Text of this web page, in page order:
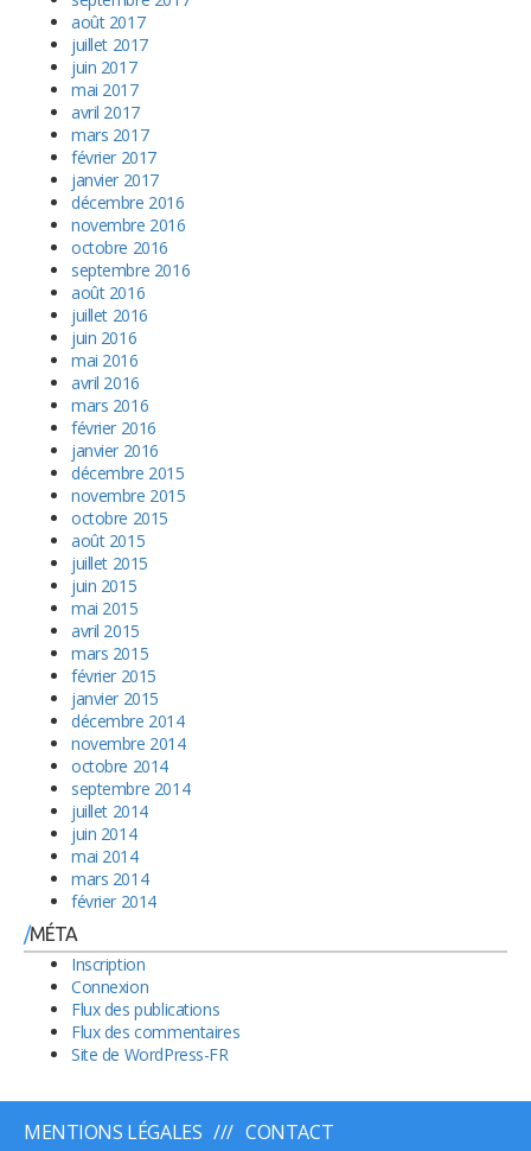
août 2017
juillet 2017
juin 2017
mai 2017
avril 2017
mars 2017
février 2017
janvier 2017
décembre 2016
novembre 2016
octobre 2016
septembre 2016
août 2016
juillet 2016
juin 2016
mai 2016
avril 2016
mars 2016
février 2016
janvier 2016
décembre 2015
novembre 2015
octobre 2015
août 2015
juillet 2015
juin 2015
mai 2015
avril 2015
mars 2015
février 2015
janvier 2015
décembre 2014
novembre 2014
octobre 2014
septembre 2014
juillet 2014
juin 2014
mai 2014
mars 2014
février 2014
MÉTA
Inscription
Connexion
Flux des publications
Flux des commentaires
Site de WordPress-FR
MENTIONS LÉGALES CONTACT